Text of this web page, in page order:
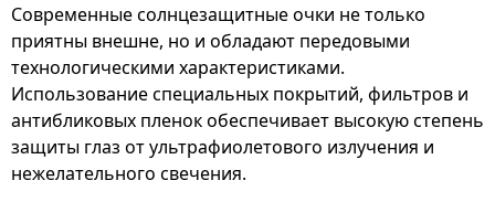
Современные солнцезащитные очки не только
приятны внешне, но и обладают передовыми
технологическими характеристиками.
Использование специальных покрытий, фильтров и
антибликовых пленок обеспечивает высокую степень
защиты глаз от ультрафиолетового излучения и
нежелательного свечения.